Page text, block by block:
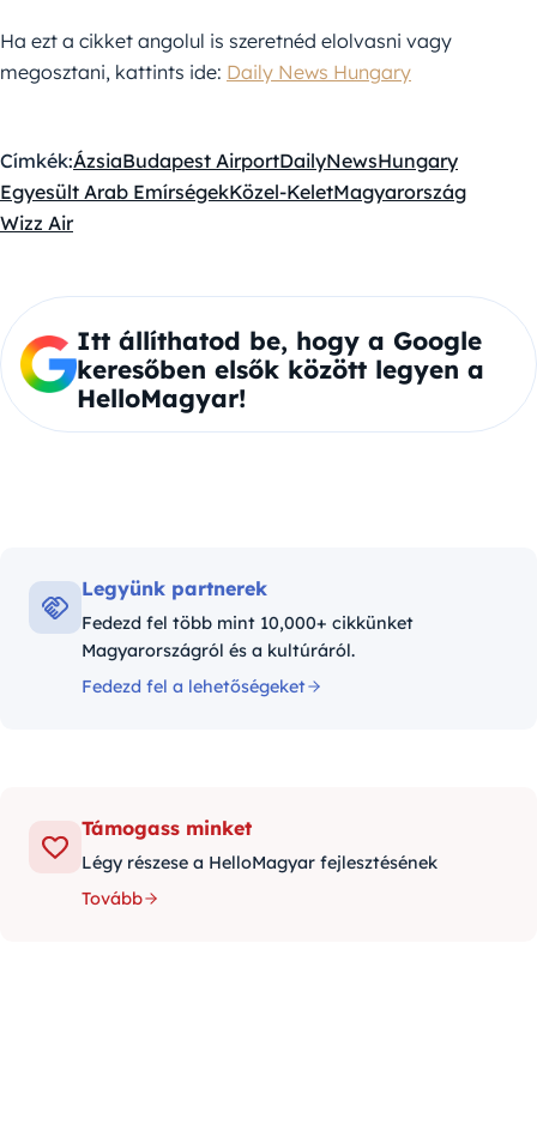
Ha ezt a cikket angolul is szeretnéd elolvasni vagy
megosztani, kattints ide: Daily News Hungary
Címkék:ÁzsiaBudapest AirportDailyNewsHungary
Egyesült Arab EmírségekKözel-KeletMagyarország
Wizz Air
Itt állíthatod be, hogy a Google
keresőben elsők között legyen a
HelloMagyar!
Legyünk partnerek
Fedezd fel több mint 10,000+ cikkünket
Magyarországról és a kultúráról.
Fedezd fel a lehetőségeket
Támogass minket
Légy részese a HelloMagyar fejlesztésének
Tovább